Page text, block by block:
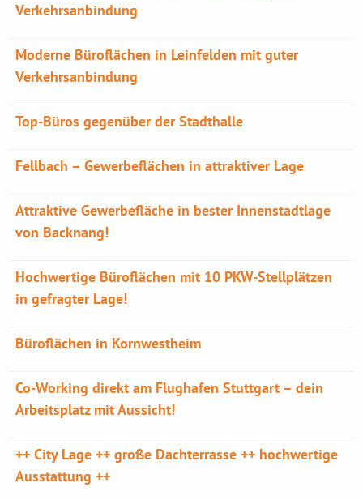
Verkehrsanbindung
Moderne Büroflächen in Leinfelden mit guter
Verkehrsanbindung
Top-Büros gegenüber der Stadthalle
Fellbach – Gewerbeflächen in attraktiver Lage
Attraktive Gewerbefläche in bester Innenstadtlage
von Backnang!
Hochwertige Büroflächen mit 10 PKW-Stellplätzen
in gefragter Lage!
Büroflächen in Kornwestheim
Co-Working direkt am Flughafen Stuttgart – dein
Arbeitsplatz mit Aussicht!
++ City Lage ++ große Dachterrasse ++ hochwertige
Ausstattung ++